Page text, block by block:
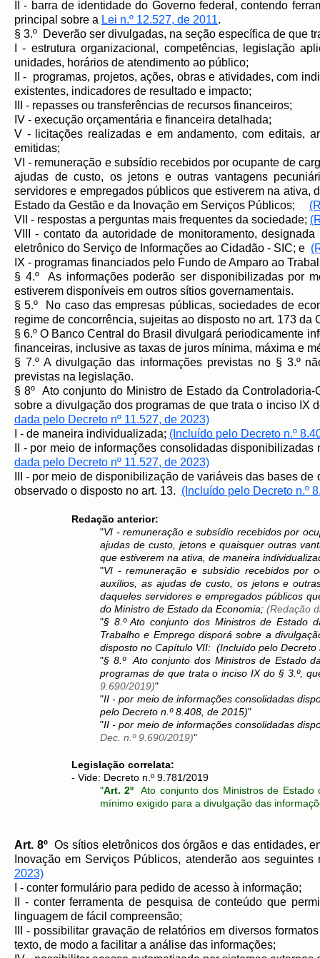
II - barra de identidade do Governo federal, contendo
principal sobre a Lei n.º 12.527, de 2011.
§ 3.º Deverão ser divulgadas, na seção específica de que
I - estrutura organizacional, competências, legislação
unidades, horários de atendimento ao público;
II - programas, projetos, ações, obras e atividades, com
existentes, indicadores de resultado e impacto;
III - repasses ou transferências de recursos financeiros;
IV - execução orçamentária e financeira detalhada;
V - licitações realizadas e em andamento, com editais,
emitidas;
VI - remuneração e subsídio recebidos por ocupante de
ajudas de custo, os jetons e outras vantagens
servidores e empregados públicos que estiverem na
Estado da Gestão e da Inovação em Serviços Públicos;
VII - respostas a perguntas mais frequentes da sociedade;
VIII - contato da autoridade de monitoramento,
eletrônico do Serviço de Informações ao Cidadão - SIC; e
IX - programas financiados pelo Fundo de Amparo ao
§ 4.º As informações poderão ser disponibilizadas por
estiverem disponíveis em outros sítios governamentais.
§ 5.º No caso das empresas públicas, sociedades de
regime de concorrência, sujeitas ao disposto no art. 173 da
§ 6.º O Banco Central do Brasil divulgará periodicamente
financeiras, inclusive as taxas de juros mínima, máxima e
§ 7.º A divulgação das informações previstas no § 3.º
previstas na legislação.
§ 8º Ato conjunto do Ministro de Estado da
sobre a divulgação dos programas de que trata o inciso
dada pelo Decreto nº 11.527, de 2023)
I - de maneira individualizada; (Incluído pelo Decreto n.º
II - por meio de informações consolidadas
dada pelo Decreto nº 11.527, de 2023)
III - por meio de disponibilização de variáveis das bases
observado o disposto no art. 13. (Incluído pelo Decreto n.º
Redação anterior:
"VI - remuneração e subsídio recebidos por
ajudas de custo, jetons e quaisquer outras
que estiverem na ativa, de maneira
"VI - remuneração e subsídio recebidos por
auxílios, as ajudas de custo, os jetons e
daqueles servidores e empregados públicos
do Ministro de Estado da Economia; (Redação
"§ 8.º Ato conjunto dos Ministros de Estado
Trabalho e Emprego disporá sobre a
disposto no Capítulo VII: (Incluído pelo Decreto
"§ 8.º Ato conjunto dos Ministros de Estado
programas de que trata o inciso IX do § 3.º,
9.690/2019)"
"II - por meio de informações consolidadas
pelo Decreto n.º 8.408, de 2015)"
"II - por meio de informações consolidadas
Dec. n.º 9.690/2019)"
Legislação correlata:
- Vide: Decreto n.º 9.781/2019
"Art. 2º Ato conjunto dos Ministros de Estado
mínimo exigido para a divulgação das
Art. 8ºOs sítios eletrônicos dos órgãos e das entidades,
Inovação em Serviços Públicos, atenderão aos
2023)
I - conter formulário para pedido de acesso à informação;
II - conter ferramenta de pesquisa de conteúdo que
linguagem de fácil compreensão;
III - possibilitar gravação de relatórios em diversos
texto, de modo a facilitar a análise das informações;